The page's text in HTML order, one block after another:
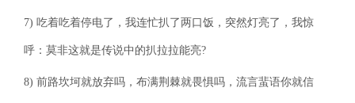
7) 吃着吃着停电了，我连忙扒了两口饭，突然灯亮了，我惊
呼：莫非这就是传说中的扒拉拉能亮?
8) 前路坎坷就放弃吗，布满荆棘就畏惧吗，流言蜚语你就信